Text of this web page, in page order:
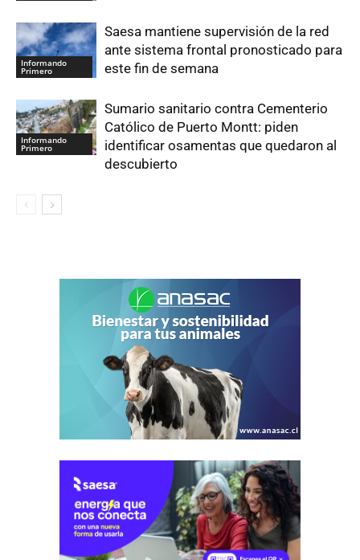
Informando
Primero
Saesa mantiene supervisión de la red
ante sistema frontal pronosticado para
este fin de semana
Informando
Primero
Sumario sanitario contra Cementerio
Católico de Puerto Montt: piden
identificar osamentas que quedaron al
descubierto